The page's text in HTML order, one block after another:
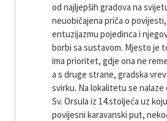
od najljepših gradova na
neuobičajena priča o
entuzijazmu pojedinca i
borbi sa sustavom. Mjesto je
ima prioritet, gdje ona ne
a s druge strane, gradska
svirku. Na lokalitetu se
Sv. Orsula iz 14.stoljeća uz
povijesni karavanski put,